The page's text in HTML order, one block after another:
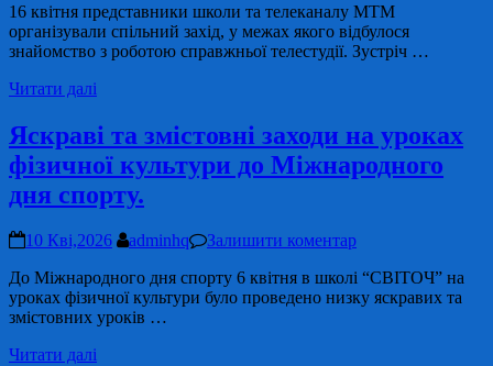
16 квітня представники школи та телеканалу МТМ
організували спільний захід, у межах якого відбулося
знайомство з роботою справжньої телестудії. Зустріч …
Читати далі
Яскраві та змістовні заходи на уроках
фізичної культури до Міжнародного
дня спорту.
10 Кві,2026 adminhq
Залишити коментар
До Міжнародного дня спорту 6 квітня в школі “СВІТОЧ” на
уроках фізичної культури було проведено низку яскравих та
змістовних уроків …
Читати далі